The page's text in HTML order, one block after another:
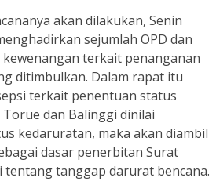
akan dilakukan, Senin
sejumlah OPD dan
terkait penanganan
ditimbulkan. Dalam rapat itu
terkait penentuan status
Torue dan Balinggi dinilai
kedaruratan, maka akan diambil
dasar penerbitan Surat
tentang tanggap darurat bencana.